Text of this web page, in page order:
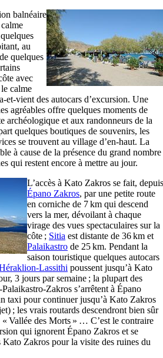
balnéaire
au
quelques
avec
calme
et-vient des autocars d’excursion. Une
agréables offre quelques moments de
archéologique et aux randonneurs de la
quelques boutiques de souvenirs, les
se trouvent au village d’en-haut. La
à cause de la présence du grand nombre
qui restent encore à mettre au jour.
L’accès à Kato Zakros se fait, depuis
Épano Zakros, par une petite route
en corniche de 7 km qui descend
vers la mer, dévoilant à chaque
virage des vues spectaculaires sur la
côte ; Sitia est distante de 36 km et
Palaikastro de 25 km. Pendant la
saison touristique quelques autocars
Lassithi poussent jusqu’à Kato
3 jours par semaine ; la plupart des
Zakros s’arrêtent à Épano
taxi pour continuer jusqu’à Kato Zakros
; les vrais routards descendront bien sûr
« Vallée des Morts » … C’est le contraire
qui ignorent Épano Zakros et se
Zakros pour la visite des ruines du